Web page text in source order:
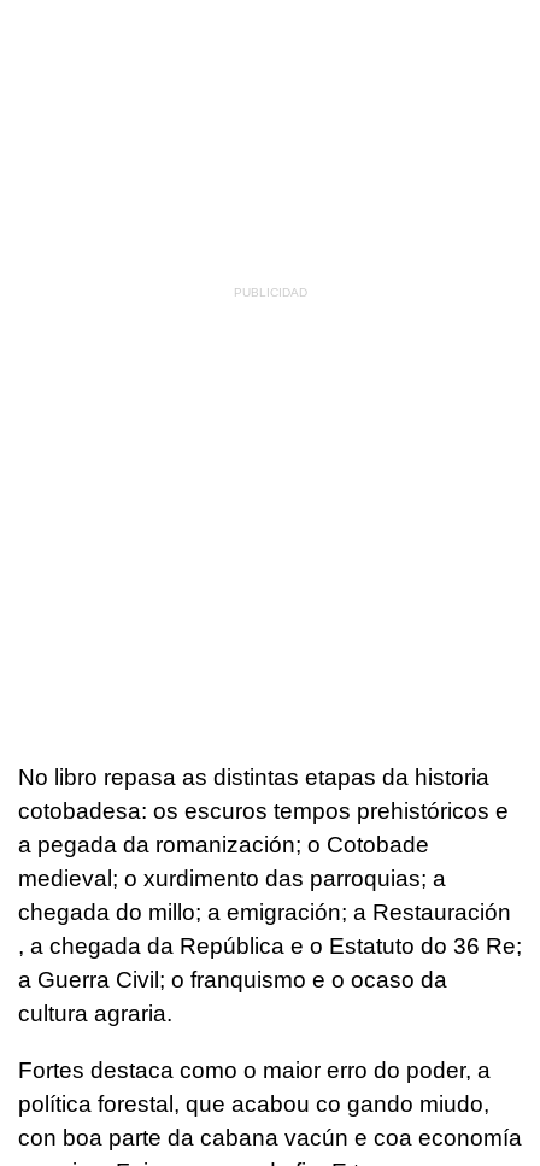
No libro repasa as distintas etapas da historia
cotobadesa: os escuros tempos prehistóricos e
a pegada da romanización; o Cotobade
medieval; o xurdimento das parroquias; a
chegada do millo; a emigración; a Restauración
, a chegada da República e o Estatuto do 36 Re;
a Guerra Civil; o franquismo e o ocaso da
cultura agraria.
Fortes destaca como o maior erro do poder, a
política forestal, que acabou co gando miudo,
con boa parte da cabana vacún e coa economía